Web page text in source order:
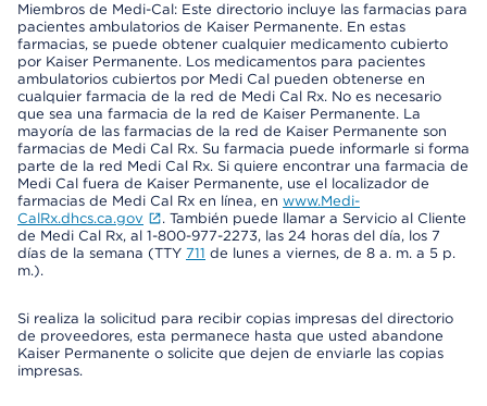
Miembros de Medi-Cal: Este directorio incluye las farmacias para
pacientes ambulatorios de Kaiser Permanente. En estas
farmacias, se puede obtener cualquier medicamento cubierto
por Kaiser Permanente. Los medicamentos para pacientes
ambulatorios cubiertos por Medi Cal pueden obtenerse en
cualquier farmacia de la red de Medi Cal Rx. No es necesario
que sea una farmacia de la red de Kaiser Permanente. La
mayoría de las farmacias de la red de Kaiser Permanente son
farmacias de Medi Cal Rx. Su farmacia puede informarle si forma
parte de la red Medi Cal Rx. Si quiere encontrar una farmacia de
Medi Cal fuera de Kaiser Permanente, use el localizador de
farmacias de Medi Cal Rx en línea, en www.Medi-
CalRx.dhcs.ca.gov
. También puede llamar a Servicio al Cliente
de Medi Cal Rx, al 1-800-977-2273, las 24 horas del día, los 7
días de la semana (TTY 711 de lunes a viernes, de 8 a. m. a 5 p.
m.).
Si realiza la solicitud para recibir copias impresas del directorio
de proveedores, esta permanece hasta que usted abandone
Kaiser Permanente o solicite que dejen de enviarle las copias
impresas.